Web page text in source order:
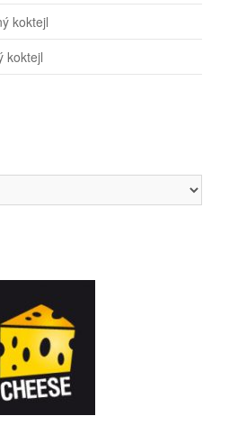
koktejl
koktejl